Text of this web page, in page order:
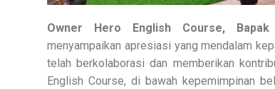
Owner Hero English Course, Bapak
menyampaikan apresiasi yang mendalam
telah berkolaborasi dan memberikan
English Course, di bawah kepemimpinan